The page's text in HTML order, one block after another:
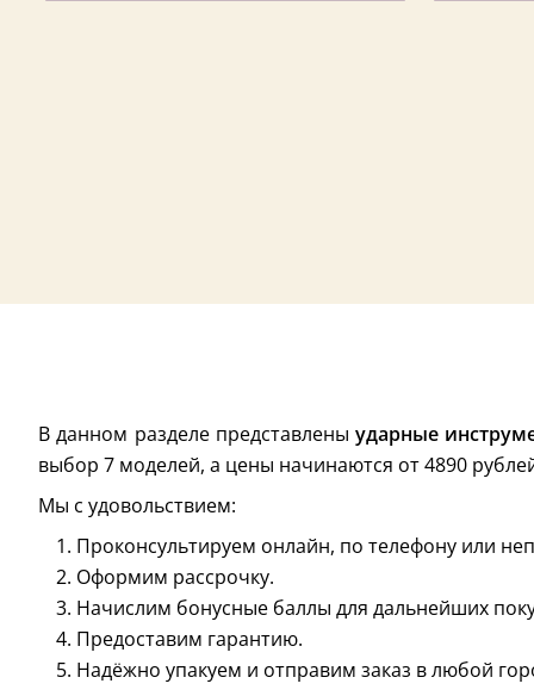
В данном разделе представленыударные
выбор 7 моделей, а цены начинаются от 4890
Мы с удовольствием:
Проконсультируем онлайн, по телефону или
Оформим рассрочку.
Начислим бонусные баллы для дальнейших
Предоставим гарантию.
Надёжно упакуем и отправим заказ в любой